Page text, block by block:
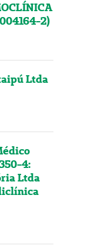
2)
Ltda
4:
Ltda